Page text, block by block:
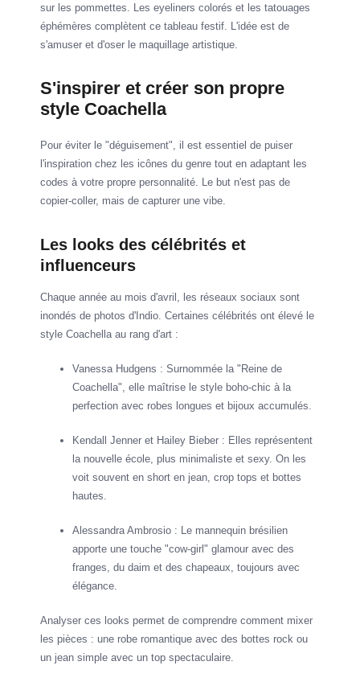
sur les pommettes. Les eyeliners colorés et les tatouages
éphémères complètent ce tableau festif. L'idée est de
s'amuser et d'oser le maquillage artistique.
S'inspirer et créer son propre
style Coachella
Pour éviter le "déguisement", il est essentiel de puiser
l'inspiration chez les icônes du genre tout en adaptant les
codes à votre propre personnalité. Le but n'est pas de
copier-coller, mais de capturer une vibe.
Les looks des célébrités et
influenceurs
Chaque année au mois d'avril, les réseaux sociaux sont
inondés de photos d'Indio. Certaines célébrités ont élevé le
style Coachella au rang d'art :
Vanessa Hudgens : Surnommée la "Reine de
Coachella", elle maîtrise le style boho-chic à la
perfection avec robes longues et bijoux accumulés.
Kendall Jenner et Hailey Bieber : Elles représentent
la nouvelle école, plus minimaliste et sexy. On les
voit souvent en short en jean, crop tops et bottes
hautes.
Alessandra Ambrosio : Le mannequin brésilien
apporte une touche "cow-girl" glamour avec des
franges, du daim et des chapeaux, toujours avec
élégance.
Analyser ces looks permet de comprendre comment mixer
les pièces : une robe romantique avec des bottes rock ou
un jean simple avec un top spectaculaire.